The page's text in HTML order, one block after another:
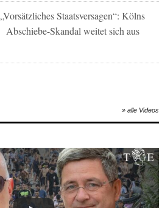
„Vorsätzliches Staatsversagen“: Kölns
Abschiebe-Skandal weitet sich aus
» alle Videos